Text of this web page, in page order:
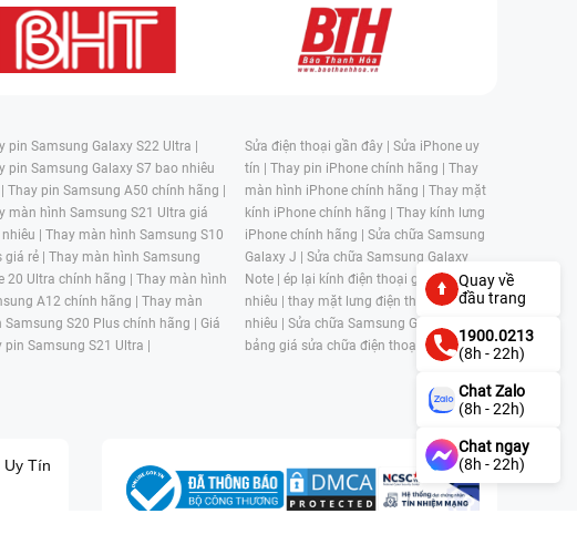
pin Samsung Galaxy S22 Ultra |
pin Samsung Galaxy S7 bao nhiêu
Thay pin Samsung A50 chính hãng |
màn hình Samsung S21 Ultra giá
| Thay màn hình Samsung S10
giá rẻ | Thay màn hình Samsung
20 Ultra chính hãng | Thay màn hình
A12 chính hãng | Thay màn
Samsung S20 Plus chính hãng | Giá
pin Samsung S21 Ultra |
Sửa điện thoại gần đây | Sửa iPhone uy
tín | Thay pin iPhone chính hãng | Thay
màn hình iPhone chính hãng | Thay mặt
kính iPhone chính hãng | Thay kính lưng
iPhone chính hãng | Sửa chữa Samsung
Galaxy J | Sửa chữa Samsung Galaxy
Note | ép lại kính điện thoại giá bao
nhiêu | thay mặt lưng điện thoại giá bao
nhiêu | Sửa chữa Samsung Galaxy S |
bảng giá sửa chữa điện thoại samsung |
Uy Tín
Quay về
đầu trang
1900.0213
(8h - 22h)
Chat Zalo
(8h - 22h)
Chat ngay
(8h - 22h)